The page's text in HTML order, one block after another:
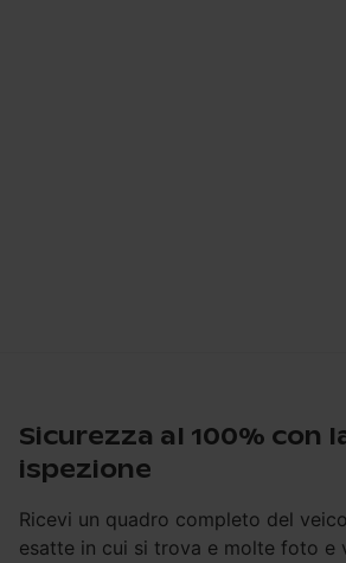
Sicurezza al 100% con
ispezione
Ricevi un quadro completo del
esatte in cui si trova e molte foto e